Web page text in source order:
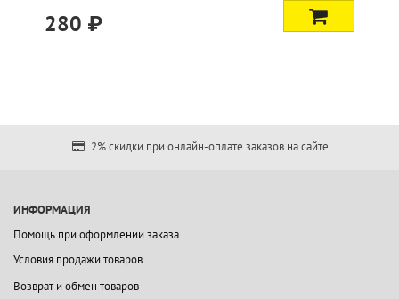
280 ₽
2% скидки при онлайн-оплате заказов на сайте
ИНФОРМАЦИЯ
Помощь при оформлении заказа
Условия продажи товаров
Возврат и обмен товаров